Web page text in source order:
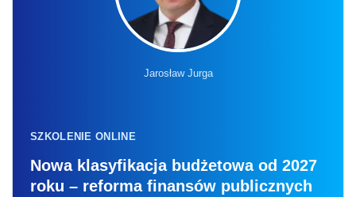
Jarosław Jurga
SZKOLENIE ONLINE
Nowa klasyfikacja budżetowa od 2027
roku – reforma finansów publicznych